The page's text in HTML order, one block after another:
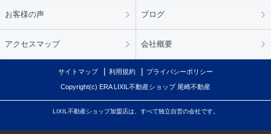
お客様の声 ブログ
アクセスマップ 会社概要
サイトマップ 利用規約 プライバシーポリシー
Copyright(c) ERA LIXIL不動産ショップ 尾崎不動産
LIXIL不動産ショップ加盟店は、すべて独立自営の会社です。